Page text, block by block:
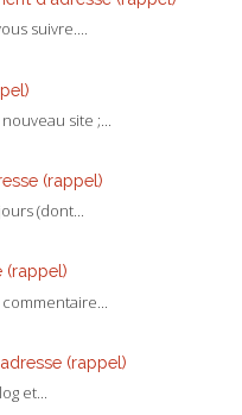
suivre....
site ;...
(rappel)
(dont...
(rappel)
(rappel)
et...